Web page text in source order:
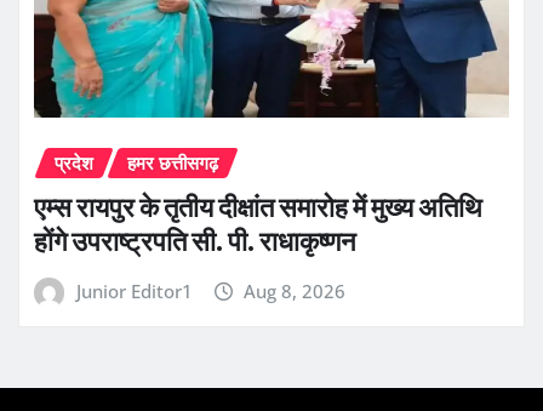
प्रदेश हमर छत्तीसगढ़
एम्स रायपुर के तृतीय दीक्षांत समारोह में मुख्य अतिथि
होंगे उपराष्ट्रपति सी. पी. राधाकृष्णन
Junior Editor1 Aug 8, 2026